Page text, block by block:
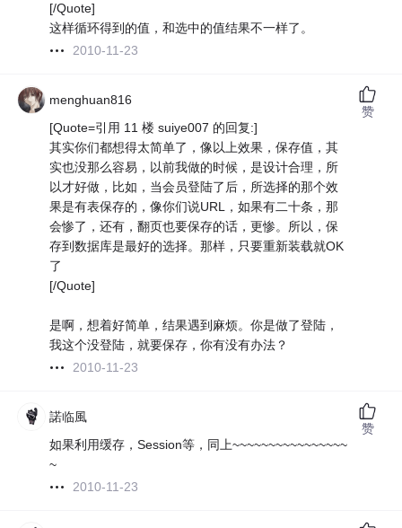
[/Quote]
这样循环得到的值，和选中的值结果不一样了。
2010-11-23
menghuan816
[Quote=引用 11 楼 suiye007 的回复:]
其实你们都想得太简单了，像以上效果，保存值，其
实也没那么容易，以前我做的时候，是设计合理，所
以才好做，比如，当会员登陆了后，所选择的那个效
果是有表保存的，像你们说URL，如果有二十条，那
会惨了，还有，翻页也要保存的话，更惨。所以，保
存到数据库是最好的选择。那样，只要重新装载就OK
了
[/Quote]
是啊，想着好简单，结果遇到麻烦。你是做了登陆，
我这个没登陆，就要保存，你有没有办法？
2010-11-23
赞
諾临風
如果利用缓存，Session等，同上~~~~~~~~~~~~~~~~
~
2010-11-23
赞